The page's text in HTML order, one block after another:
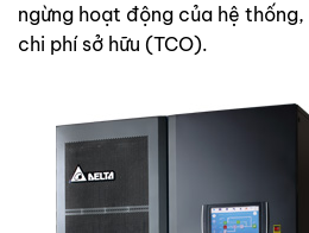
ngừng hoạt động của hệ
chi phí sở hữu (TCO).